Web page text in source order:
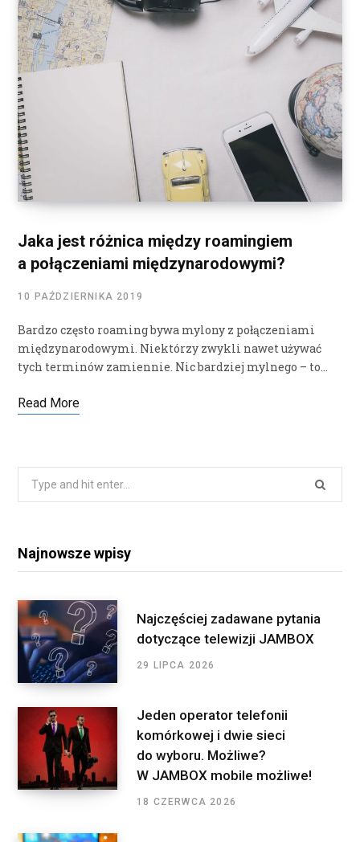
Jaka jest różnica między roamingiem
a połączeniami międzynarodowymi?
10 PAŹDZIERNIKA 2019
Bardzo często roaming bywa mylony z połączeniami
międzynarodowymi. Niektórzy zwykli nawet używać
tych terminów zamiennie. Nic bardziej mylnego – to…
Read More
Najnowsze wpisy
Najczęściej zadawane pytania
dotyczące telewizji JAMBOX
29 LIPCA 2026
Jeden operator telefonii
komórkowej i dwie sieci
do wyboru. Możliwe?
W JAMBOX mobile możliwe!
18 CZERWCA 2026